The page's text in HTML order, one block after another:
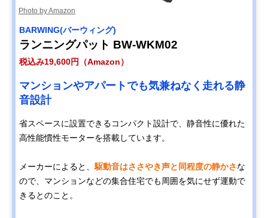
Photo by Amazon
BARWING(バーウィング)
ランニングパット BW-WKM02
税込み19,600円（Amazon）
マンションやアパートでも気兼ねなく走れる静
音設計
省スペースに設置できるコンパクト設計で、静音性に優れた
高性能慣性モーターを搭載しています。
メーカーによると、 駆動音はささやき声と同程度の静かさな
ので、マンションなどの集合住宅でも周囲を気にせず運動で
きるとのこと。